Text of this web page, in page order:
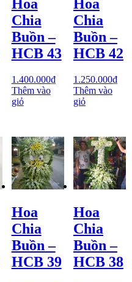
Hoa
Chia
Buồn –
HCB 43
1.400.000₫
Thêm vào
giỏ
Hoa
Chia
Buồn –
HCB 42
1.250.000₫
Thêm vào
giỏ
Hoa
Chia
Buồn –
HCB 39
Hoa
Chia
Buồn –
HCB 38